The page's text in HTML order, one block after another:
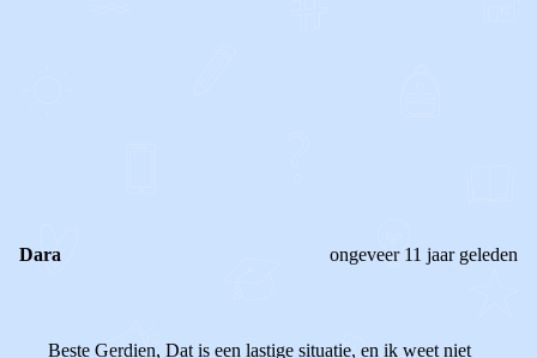
Dara ongeveer 11 jaar geleden
Beste Gerdien, Dat is een lastige situatie, en ik weet niet